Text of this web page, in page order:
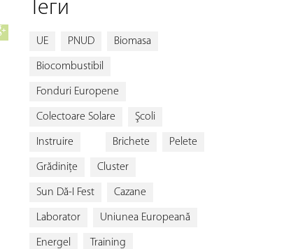
Теги
UE PNUD Biomasa
Biocombustibil
Fonduri Europene
Colectoare Solare Şcoli
Instruire Brichete Pelete
Grădiniţe Cluster
Sun Dă-I Fest Cazane
Laborator Uniunea Europeană
Energel Training